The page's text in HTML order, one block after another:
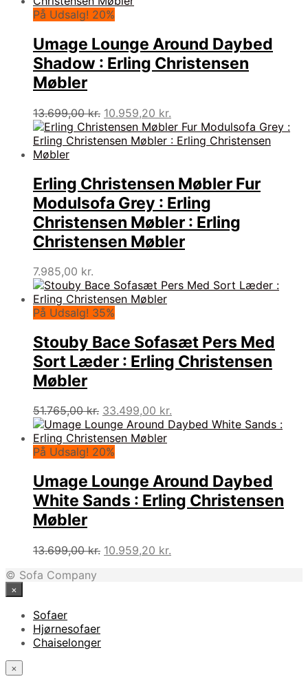
På Udsalg! 20%
Umage Lounge Around Daybed
Shadow : Erling Christensen
Møbler
13.699,00kr. Den
oprindelige
pris
10.959,20 kr.
aktuelle
pris
Erling Christensen Møbler Fur
Modulsofa Grey : Erling
Christensen Møbler : Erling
Christensen Møbler
7.985,00 kr.
På Udsalg! 35%
Stouby Bace Sofasæt Pers Med
Sort Læder : Erling Christensen
Møbler
51.765,00kr. Den
oprindelige
pris
var:
33.499,00 kr.
aktuelle
På Udsalg! 20%
Umage Lounge Around Daybed
White Sands : Erling Christensen
Møbler
13.699,00kr. Den
10.959,20 kr.
© Sofa Company
×
Sofaer
Hjørnesofaer
Chaiselonger
×